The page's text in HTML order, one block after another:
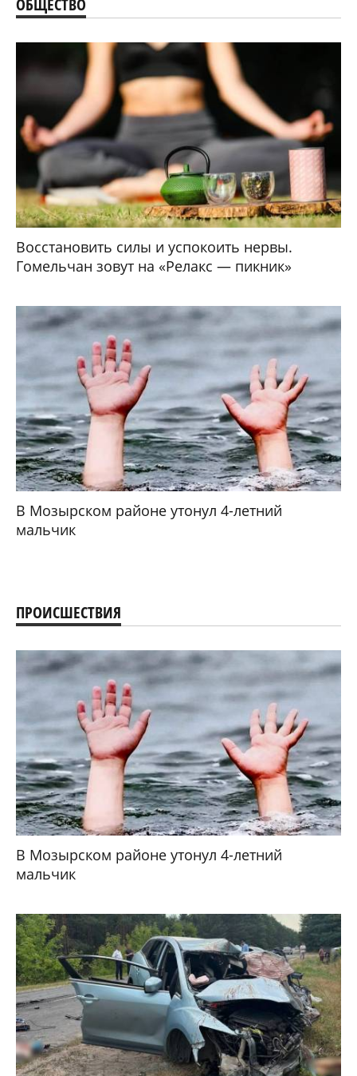
ОБЩЕСТВО
Восстановить силы и успокоить нервы.
Гомельчан зовут на «Релакс — пикник»
В Мозырском районе утонул 4-летний
мальчик
ПРОИСШЕСТВИЯ
В Мозырском районе утонул 4-летний
мальчик